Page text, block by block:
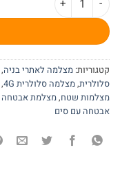
קטגוריות: מצלמה לאתרי בניה,
סלולרית,מצלמה סלולרית 4G ,
מצלמות שטח,מצלמת
אבטחה עם סים